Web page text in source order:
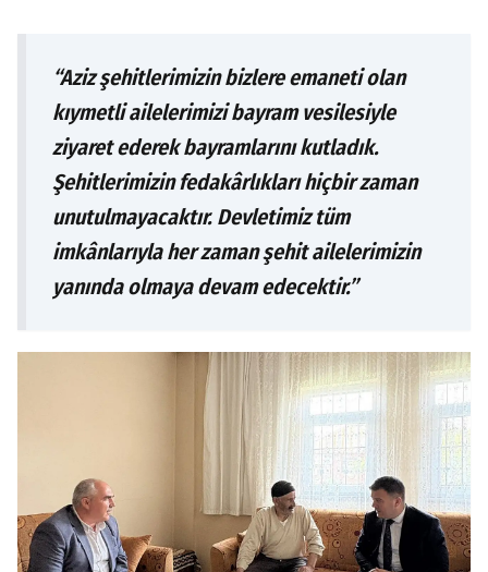
“Aziz şehitlerimizin bizlere emaneti olan
kıymetli ailelerimizi bayram vesilesiyle
ziyaret ederek bayramlarını kutladık.
Şehitlerimizin fedakârlıkları hiçbir zaman
unutulmayacaktır. Devletimiz tüm
imkânlarıyla her zaman şehit ailelerimizin
yanında olmaya devam edecektir.”